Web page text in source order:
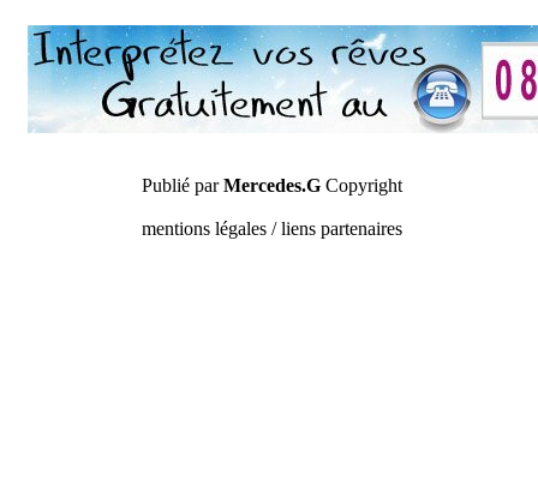
Publié parMercedes.GCopyright
mentions légales / liens partenaires